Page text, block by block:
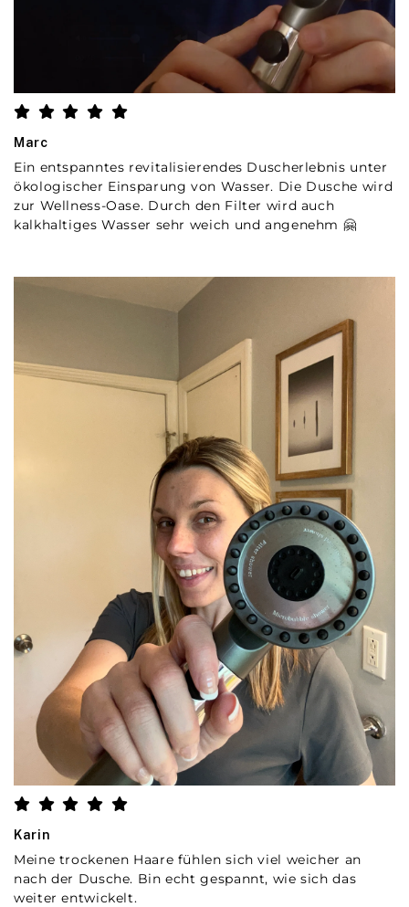
Marc
Ein entspanntes revitalisierendes Duscherlebnis unter
ökologischer Einsparung von Wasser. Die Dusche wird
zur Wellness-Oase. Durch den Filter wird auch
kalkhaltiges Wasser sehr weich und angenehm 🤗
Karin
Meine trockenen Haare fühlen sich viel weicher an
nach der Dusche. Bin echt gespannt, wie sich das
weiter entwickelt.